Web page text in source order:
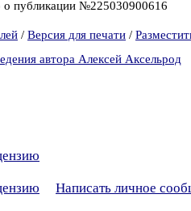
о публикации №225030900616
/ Версия для печати /
автора Алексей Аксельрод
Написать личное